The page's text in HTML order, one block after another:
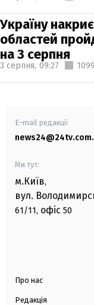
Україну
областей
на 3 серпня
3 серпня, 09:27
E-mail редакції
Ми тут:
м.Київ,
вул.
61/11, офіс 50
Про нас
Редакція